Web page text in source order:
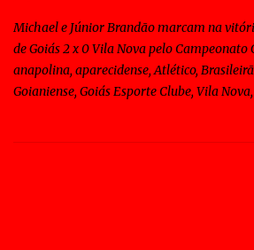
Michael e Júnior Brandão marcam na
de Goiás 2 x 0 Vila Nova pelo Campeonato
anapolina, aparecidense, Atlético,
Goianiense, Goiás Esporte Clube, Vila